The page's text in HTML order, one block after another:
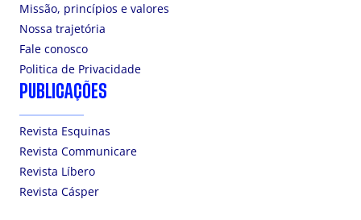
Missão, princípios e valores
Nossa trajetória
Fale conosco
Politica de Privacidade
PUBLICAÇÕES
Revista Esquinas
Revista Communicare
Revista Líbero
Revista Cásper